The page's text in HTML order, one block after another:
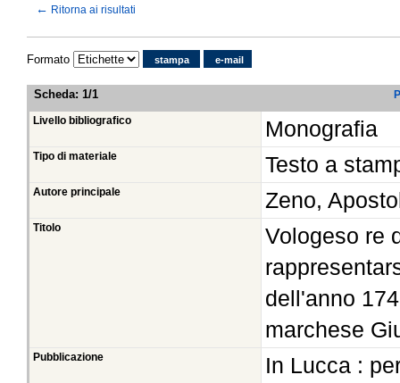
← Ritorna ai risultati
Formato stampa e-mail
Scheda: 1/1
Livello bibliografico Monografia
Tipo di materiale Testo a
Autore principale Zeno,
Titolo
Vologeso re
dell'anno
marchese
Pubblicazione
In Lucca :